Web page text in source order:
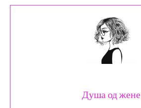
Душа од жене